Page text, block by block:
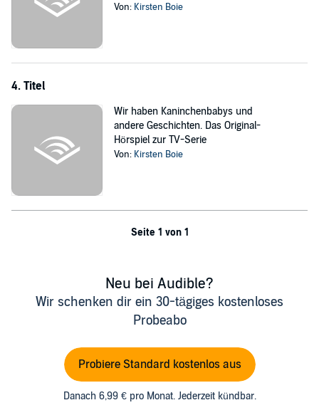
Von: Kirsten Boie
4. Titel
Wir haben Kaninchenbabys und
andere Geschichten. Das Original-
Hörspiel zur TV-Serie
Von: Kirsten Boie
Seite 1 von 1
Neu bei Audible?
Wir schenken dir ein 30-tägiges kostenloses
Probeabo
Probiere Standard kostenlos aus
Danach 6,99 € pro Monat. Jederzeit kündbar.